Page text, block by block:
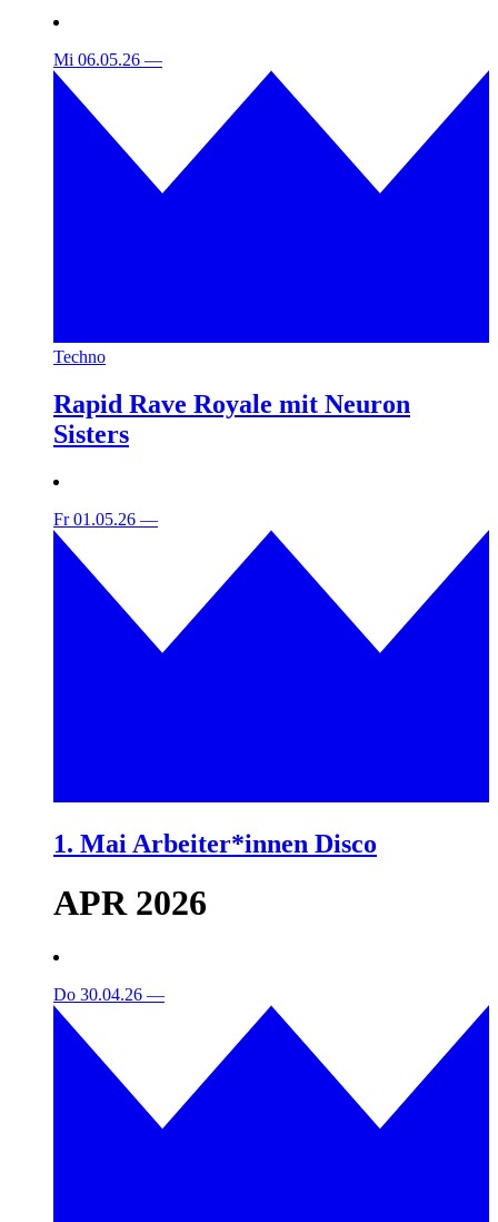
Mi 06.05.26 —
Techno
Rapid Rave Royale mit Neuron
Sisters
Fr 01.05.26 —
1. Mai Arbeiter*innen Disco
APR 2026
Do 30.04.26 —